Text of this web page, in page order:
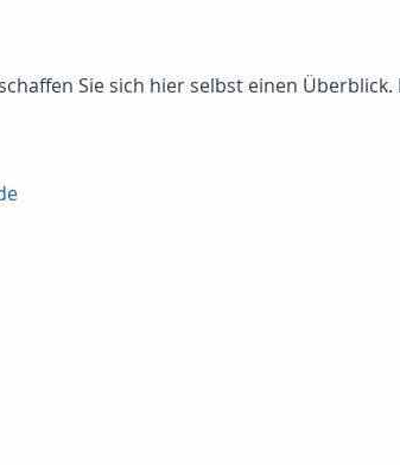
Sie sich hier selbst einen Überblick.